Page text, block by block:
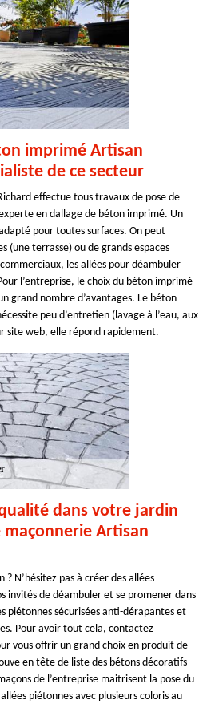
imprimé Artisan
de ce secteur
effectue tous travaux de pose de
en dallage de béton imprimé. Un
pour toutes surfaces. On peut
(une terrasse) ou de grands espaces
les allées pour déambuler
l’entreprise, le choix du béton imprimé
grand nombre d’avantages. Le béton
peu d’entretien (lavage à l’eau, aux
site web, elle répond rapidement.
dans votre jardin
maçonnerie Artisan
? N’hésitez pas à créer des allées
invités de déambuler et se promener dans
piétonnes sécurisées anti-dérapantes et
Pour avoir tout cela, contactez
vous offrir un grand choix en produit de
en tête de liste des bétons décoratifs
de l’entreprise maitrisent la pose du
piétonnes avec plusieurs coloris au